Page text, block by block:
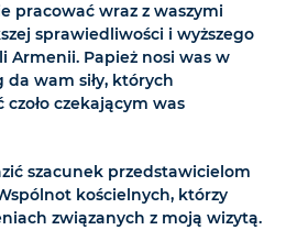
pracować wraz z waszymi
sprawiedliwości i wyższego
Armenii. Papież nosi was w
da wam siły, których
czekającym was
szacunek przedstawicielom
kościelnych, którzy
związanych z moją wizytą.